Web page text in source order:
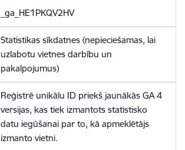
_ga_HE1PKQV2HV
Statistikas sīkdatnes (nepieciešamas, lai
uzlabotu vietnes darbību un
pakalpojumus)
Reģistrē unikālu ID priekš jaunākās GA 4
versijas, kas tiek izmantots statistisko
datu iegūšanai par to, kā apmeklētājs
izmanto vietni.